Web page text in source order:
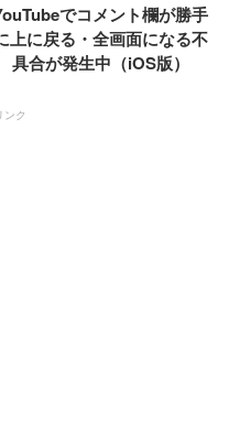
でコメント欄が勝手
上に戻る・全画面になる不
具合が発生中（iOS版）
ンク